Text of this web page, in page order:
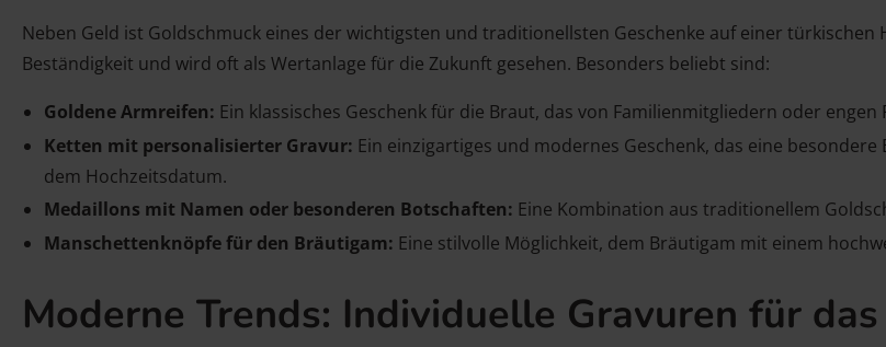
Neben Geld ist Goldschmuck eines der wichtigsten und traditionellsten Geschenke auf einer türkischen
Beständigkeit und wird oft als Wertanlage für die Zukunft gesehen. Besonders beliebt sind:
Goldene Armreifen: Ein klassisches Geschenk für die Braut, das von Familienmitgliedern oder
Ketten mit personalisierter Gravur: Ein einzigartiges und modernes Geschenk, das eine
dem Hochzeitsdatum.
Medaillons mit Namen oder besonderen Botschaften: Eine Kombination aus traditionellem
Manschettenknöpfe für den Bräutigam: Eine stilvolle Möglichkeit, dem Bräutigam mit einem
Moderne Trends: Individuelle Gravuren für